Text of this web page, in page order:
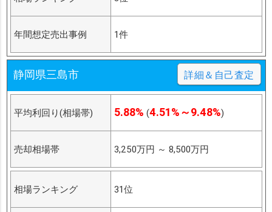
年間想定売出事例 1件
静岡県三島市 詳細＆自己査定
平均利回り(相場帯) 5.88% (4.51%～9.48%)
売却相場帯 3,250万円 ～ 8,500万円
相場ランキング 31位